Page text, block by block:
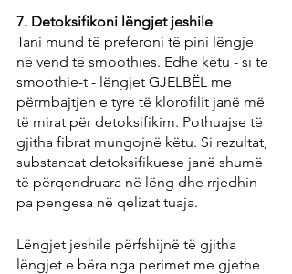
7. Detoksifikoni lëngjet jeshile
Tani mund të preferoni të pini lëngje
në vend të smoothies. Edhe këtu - si te
smoothie-t - lëngjet GJELBËL me
përmbajtjen e tyre të klorofilit janë më
të mirat për detoksifikim. Pothuajse të
gjitha fibrat mungojnë këtu. Si rezultat,
substancat detoksifikuese janë shumë
të përqendruara në lëng dhe rrjedhin
pa pengesa në qelizat tuaja.
Lëngjet jeshile përfshijnë të gjitha
lëngjet e bëra nga perimet me gjethe